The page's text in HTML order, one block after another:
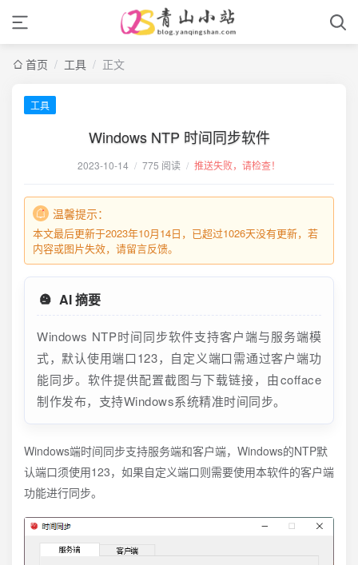
首页 / 工具 / 正文
工具
Windows NTP 时间同步软件
2023-10-14 / 775 阅读 / 推送失败，请检查！
温馨提示：
本文最后更新于2023年10月14日，已超过1026天没有更新，若
内容或图片失效，请留言反馈。
AI 摘要
Windows NTP时间同步软件支持客户端与服务端模
式，默认使用端口123，自定义端口需通过客户端功
能同步。软件提供配置截图与下载链接，由cofface
制作发布，支持Windows系统精准时间同步。
Windows端时间同步支持服务端和客户端，Windows的NTP默
认端口须使用123，如果自定义端口则需要使用本软件的客户端
功能进行同步。